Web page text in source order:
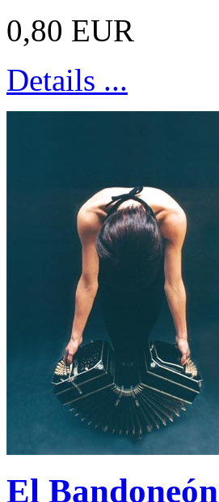
0,80 EUR
Details ...
El Bandoneón